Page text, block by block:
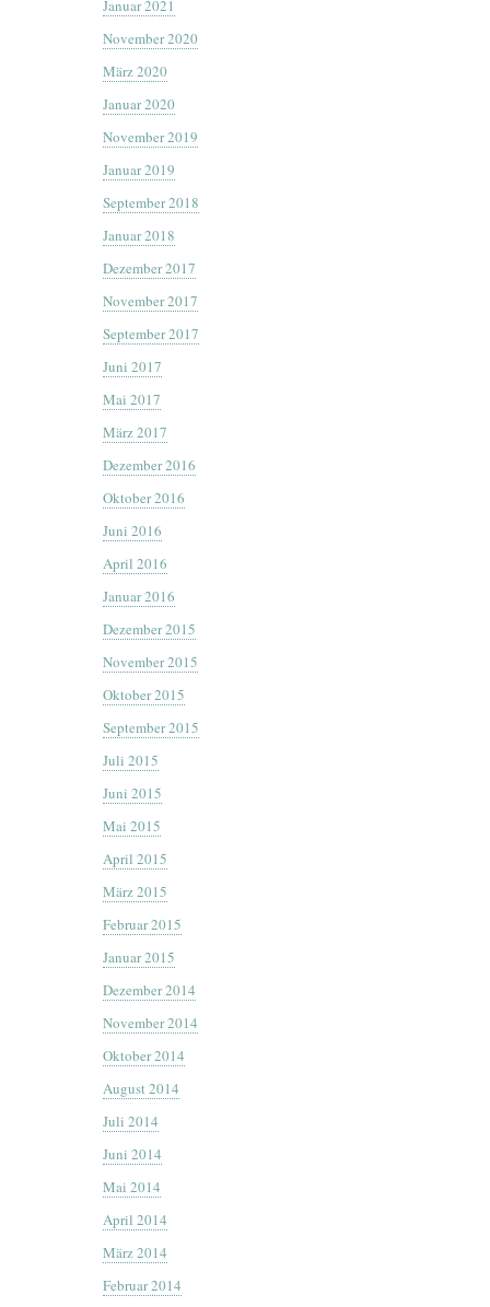
Januar 2021
November 2020
März 2020
Januar 2020
November 2019
Januar 2019
September 2018
Januar 2018
Dezember 2017
November 2017
September 2017
Juni 2017
Mai 2017
März 2017
Dezember 2016
Oktober 2016
Juni 2016
April 2016
Januar 2016
Dezember 2015
November 2015
Oktober 2015
September 2015
Juli 2015
Juni 2015
Mai 2015
April 2015
März 2015
Februar 2015
Januar 2015
Dezember 2014
November 2014
Oktober 2014
August 2014
Juli 2014
Juni 2014
Mai 2014
April 2014
März 2014
Februar 2014